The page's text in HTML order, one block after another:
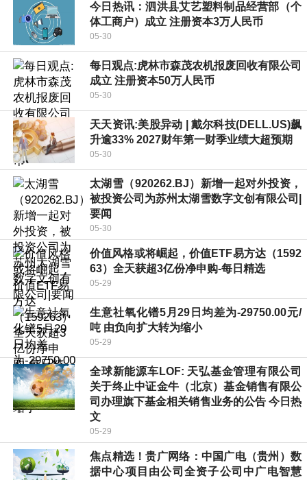
今日热讯：泗洪县艾艺塑料制品经营部（个
体工商户）成立 注册资本3万人民币
05-30
每日观点:虎林市森茂农机报废回收有限公司
成立 注册资本50万人民币
05-30
天天资讯:美股异动 | 戴尔科技(DELL.US)飙
升逾33% 2027财年第一财季业绩大超预期
05-30
太湖雪（920262.BJ）新增一起对外投资，
被投资公司为苏州太湖雪数字文创有限公司|
要闻
05-30
价值风格或将崛起，价值ETF易方达（1592
63）全天获超3亿份净申购-每日精选
05-29
生意社氧化镨5月29日均差为-29750.00元/
吨 由负向扩大转为缩小
05-29
全球新能源车LOF: 天弘基金管理有限公司
关于终止中证金牛（北京）基金销售有限公
司办理旗下基金相关销售业务的公告 今日热
文
05-29
焦点精选！贵广网络：中国广电（贵州）数
据中心项目由公司全资子公司中广电智慧